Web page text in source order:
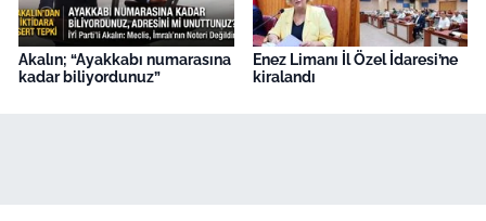
Akalın; “Ayakkabı numarasına
kadar biliyordunuz”
Enez Limanı İl Özel İdaresi’ne
kiralandı